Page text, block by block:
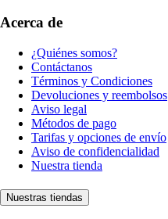
Acerca de
¿Quiénes somos?
Contáctanos
Términos y Condiciones
Devoluciones y reembolsos
Aviso legal
Métodos de pago
Tarifas y opciones de envío
Aviso de confidencialidad
Nuestra tienda
Nuestras tiendas